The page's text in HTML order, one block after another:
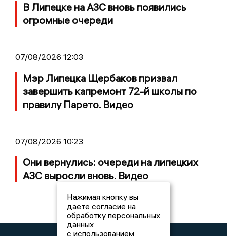
В Липецке на АЗС вновь появились
огромные очереди
07/08/2026 12:03
Мэр Липецка Щербаков призвал
завершить капремонт 72-й школы по
правилу Парето. Видео
07/08/2026 10:23
Они вернулись: очереди на липецких
АЗС выросли вновь. Видео
Нажимая кнопку вы
даете согласие на
обработку персональных
данных
с использованием